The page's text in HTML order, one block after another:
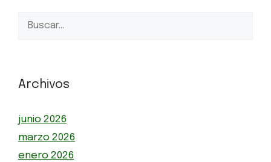
Archivos
junio 2026
marzo 2026
enero 2026